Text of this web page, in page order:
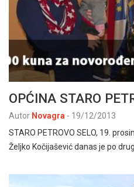
OPĆINA STARO
Autor Novagra - 19/12/2013
STARO PETROVO SELO, 19.
Željko Kočijašević danas je po